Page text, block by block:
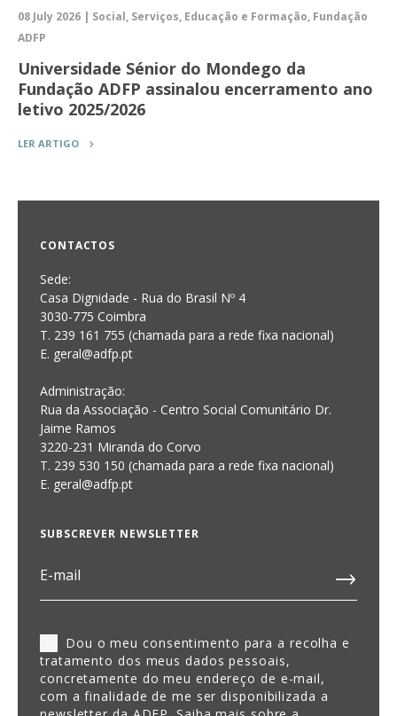
08 July 2026 | Social, Serviços, Educação e Formação, Fundação
ADFP
Universidade Sénior do Mondego da
Fundação ADFP assinalou encerramento ano
letivo 2025/2026
LER ARTIGO
CONTACTOS
Sede:
Casa Dignidade - Rua do Brasil Nº 4
3030-775 Coimbra
T. 239 161 755 (chamada para a rede fixa nacional)
E. geral@adfp.pt
Administração:
Rua da Associação - Centro Social Comunitário Dr.
Jaime Ramos
3220-231 Miranda do Corvo
T. 239 530 150 (chamada para a rede fixa nacional)
E. geral@adfp.pt
SUBSCREVER NEWSLETTER
Dou o meu consentimento para a recolha e
tratamento dos meus dados pessoais,
concretamente do meu endereço de e-mail,
com a finalidade de me ser disponibilizada a